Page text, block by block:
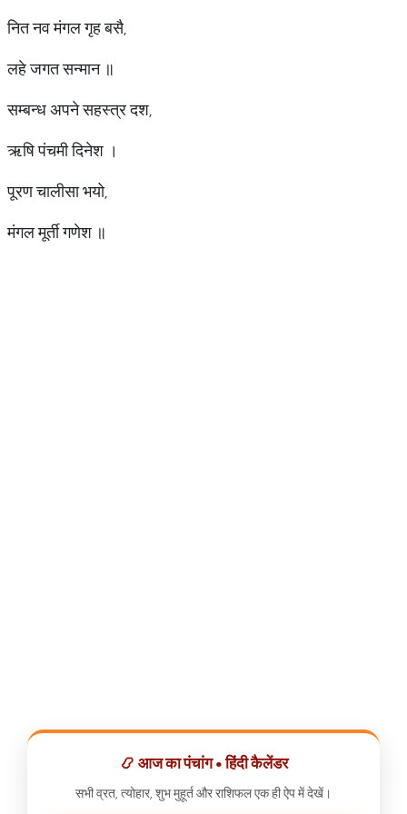
नित नव मंगल गृह बसै,
लहे जगत सन्मान ॥
सम्बन्ध अपने सहस्त्र दश,
ऋषि पंचमी दिनेश ।
पूरण चालीसा भयो,
मंगल मूर्ती गणेश ॥
📿 आज का पंचांग • हिंदी कैलेंडर
सभी व्रत, त्योहार, शुभ मुहूर्त और राशिफल एक ही ऐप में देखें।